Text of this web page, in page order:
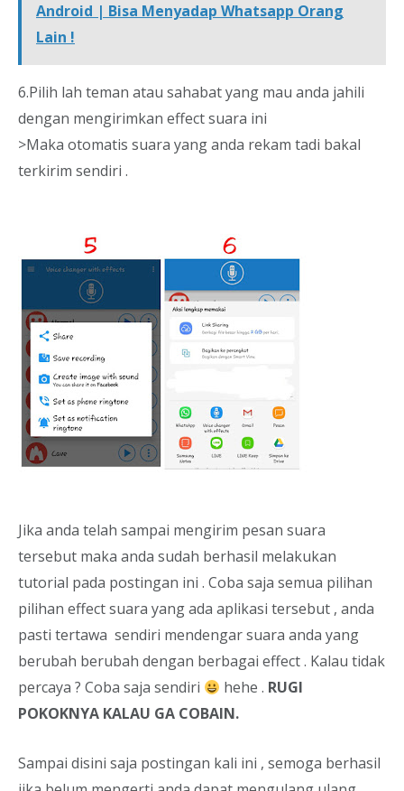
Android | Bisa Menyadap Whatsapp Orang
Lain !
6.Pilih lah teman atau sahabat yang mau anda jahili
dengan mengirimkan effect suara ini
>Maka otomatis suara yang anda rekam tadi bakal
terkirim sendiri .
Jika anda telah sampai mengirim pesan suara
tersebut maka anda sudah berhasil melakukan
tutorial pada postingan ini . Coba saja semua pilihan
pilihan effect suara yang ada aplikasi tersebut , anda
pasti tertawa sendiri mendengar suara anda yang
berubah berubah dengan berbagai effect . Kalau tidak
percaya ? Coba saja sendiri
hehe . RUGI
POKOKNYA KALAU GA COBAIN.
Sampai disini saja postingan kali ini , semoga berhasil